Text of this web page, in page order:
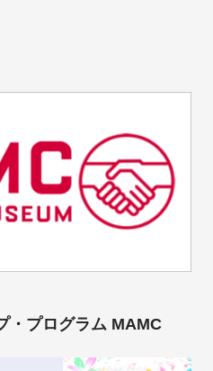
・プログラム MAMC